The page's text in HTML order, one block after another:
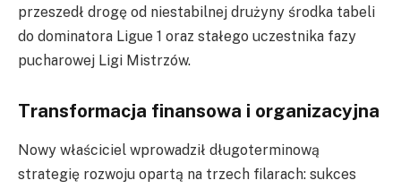
przeszedł drogę od niestabilnej drużyny środka tabeli
do dominatora Ligue 1 oraz stałego uczestnika fazy
pucharowej Ligi Mistrzów.
Transformacja finansowa i organizacyjna
Nowy właściciel wprowadził długoterminową
strategię rozwoju opartą na trzech filarach: sukces